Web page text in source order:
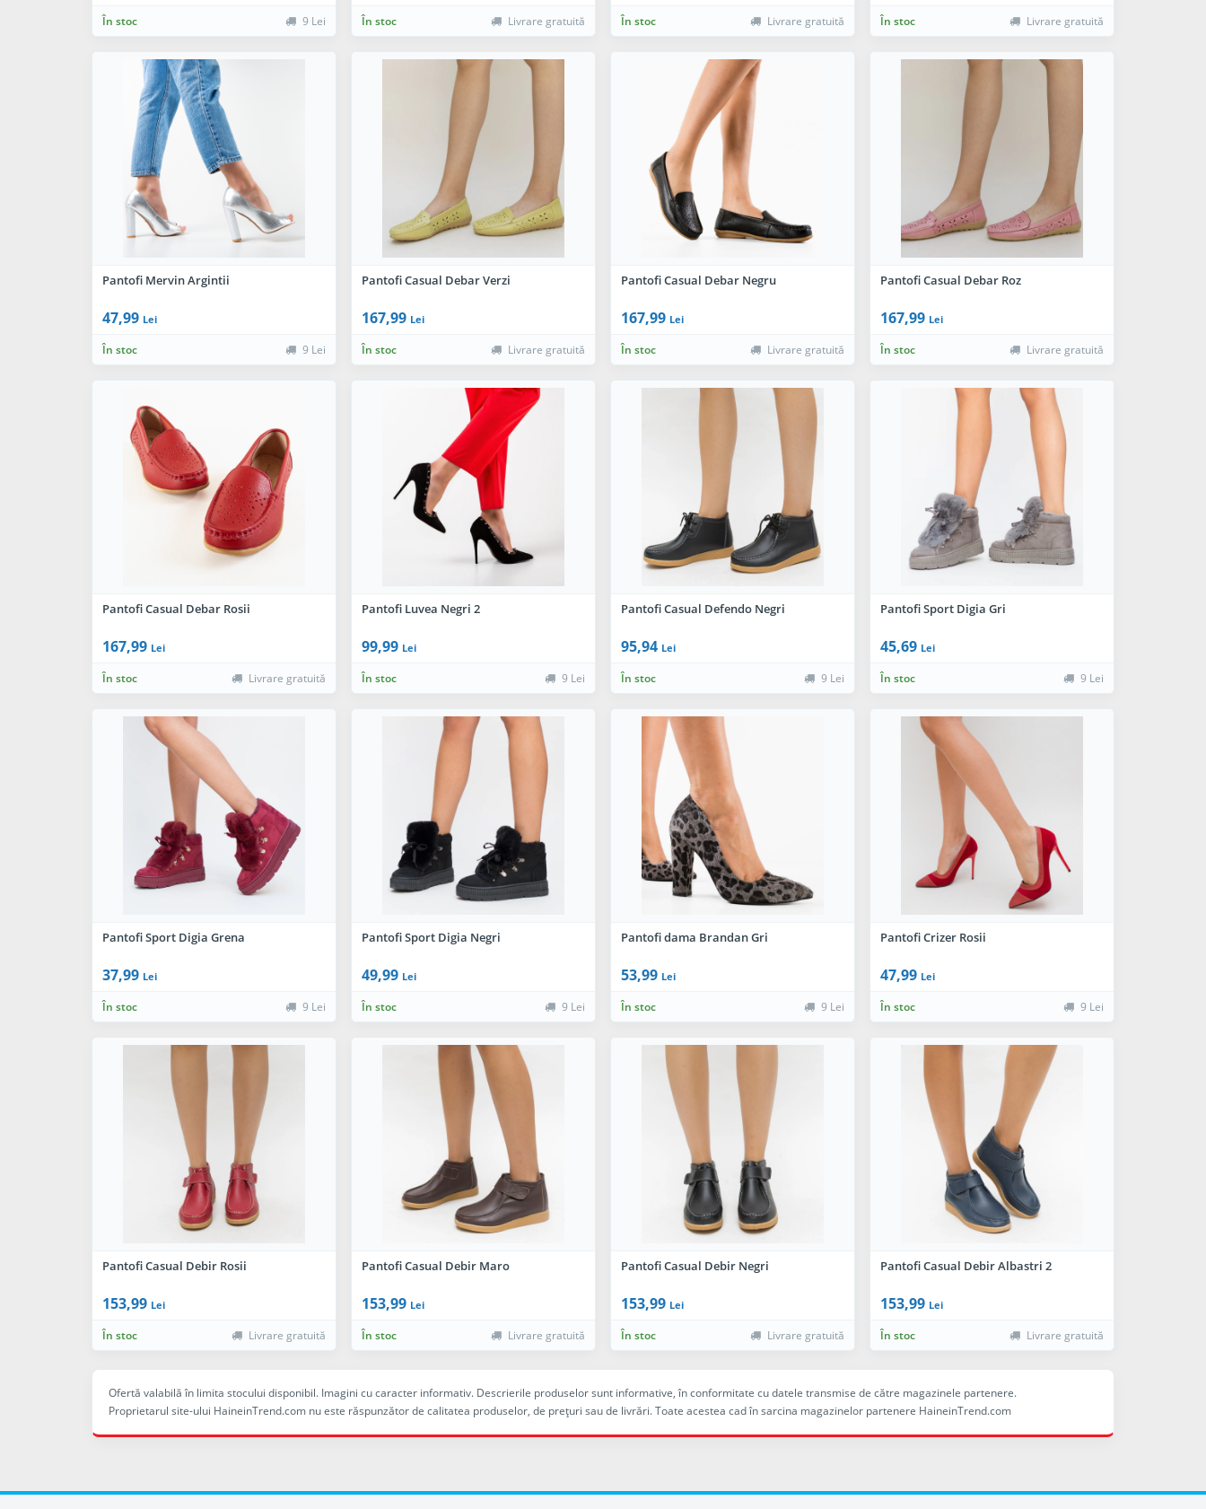
În stoc 9 Lei În stoc Livrare gratuită În stoc Livrare gratuită În stoc Livrare gratuită
Pantofi Mervin Argintii
47,99 Lei
În stoc 9 Lei
Pantofi Casual Debar Verzi
167,99 Lei
În stoc Livrare gratuită
Pantofi Casual Debar Negru
167,99 Lei
În stoc Livrare gratuită
Pantofi Casual Debar Roz
167,99 Lei
În stoc Livrare gratuită
Pantofi Casual Debar Rosii
167,99 Lei
În stoc Livrare gratuită
Pantofi Luvea Negri 2
99,99 Lei
În stoc 9 Lei
Pantofi Casual Defendo Negri
95,94 Lei
În stoc 9 Lei
Pantofi Sport Digia Gri
45,69 Lei
În stoc 9 Lei
Pantofi Sport Digia Grena
37,99 Lei
În stoc 9 Lei
Pantofi Sport Digia Negri
49,99 Lei
În stoc 9 Lei
Pantofi dama Brandan Gri
53,99 Lei
În stoc 9 Lei
Pantofi Crizer Rosii
47,99 Lei
În stoc 9 Lei
Pantofi Casual Debir Rosii
153,99 Lei
În stoc Livrare gratuită
Pantofi Casual Debir Maro
153,99 Lei
În stoc Livrare gratuită
Pantofi Casual Debir Negri
153,99 Lei
În stoc Livrare gratuită
Pantofi Casual Debir Albastri 2
153,99 Lei
În stoc Livrare gratuită
Ofertă valabilă în limita stocului disponibil. Imagini cu caracter informativ. Descrierile produselor sunt informative, în conformitate cu datele transmise de către magazinele partenere.
Proprietarul site-ului HaineinTrend.com nu este răspunzător de calitatea produselor, de preţuri sau de livrări. Toate acestea cad în sarcina magazinelor partenere HaineinTrend.com